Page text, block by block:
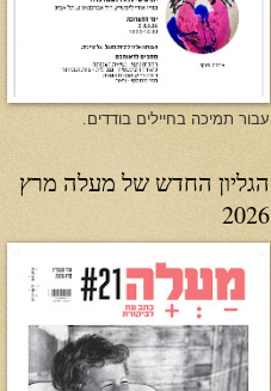
עבור תמיכה בחיילים בודדים.
הגליון החדש של מעלה מרץ
2026